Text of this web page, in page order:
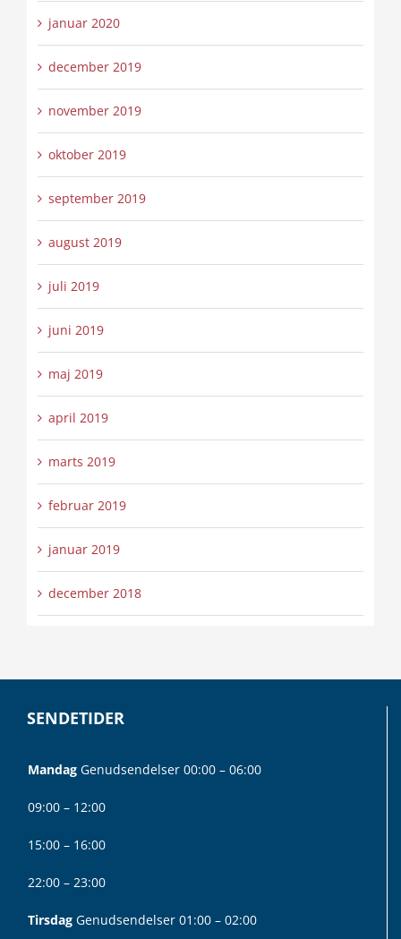
januar 2020
december 2019
november 2019
oktober 2019
september 2019
august 2019
juli 2019
juni 2019
maj 2019
april 2019
marts 2019
februar 2019
januar 2019
december 2018
SENDETIDER
Mandag Genudsendelser 00:00 – 06:00
09:00 – 12:00
15:00 – 16:00
22:00 – 23:00
Tirsdag Genudsendelser 01:00 – 02:00